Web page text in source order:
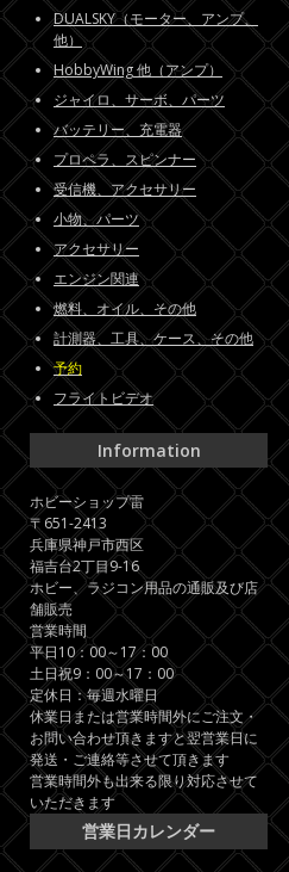
DUALSKY（モーター、アンプ、
他）
HobbyWing 他（アンプ）
ジャイロ、サーボ、パーツ
バッテリー、充電器
プロペラ、スピンナー
受信機、アクセサリー
小物、パーツ
アクセサリー
エンジン関連
燃料、オイル、その他
計測器、工具、ケース、その他
予約
フライトビデオ
Information
ホビーショップ雷
〒651-2413
兵庫県神戸市西区
福吉台2丁目9-16
ホビー、ラジコン用品の通販及び店
舗販売
営業時間
平日10：00～17：00
土日祝9：00～17：00
定休日：毎週水曜日
休業日または営業時間外にご注文・
お問い合わせ頂きますと翌営業日に
発送・ご連絡等させて頂きます
営業時間外も出来る限り対応させて
いただきます
営業日カレンダー